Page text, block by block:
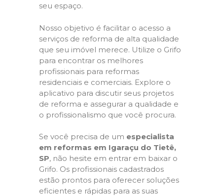
seu espaço.
Nosso objetivo é facilitar o acesso a
serviços de reforma de alta qualidade
que seu imóvel merece. Utilize o Grifo
para encontrar os melhores
profissionais para reformas
residenciais e comerciais. Explore o
aplicativo para discutir seus projetos
de reforma e assegurar a qualidade e
o profissionalismo que você procura.
Se você precisa de um especialista
em reformas em Igaraçu do Tietê,
SP, não hesite em entrar em baixar o
Grifo. Os profissionais cadastrados
estão prontos para oferecer soluções
eficientes e rápidas para as suas